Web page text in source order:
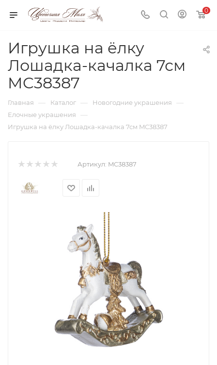
0
Игрушка на ёлку
Лошадка-качалка 7см
MC38387
Главная — Каталог — Новогодние украшения —
Елочные украшения —
Игрушка на ёлку Лошадка-качалка 7см MC38387
Артикул: MC38387